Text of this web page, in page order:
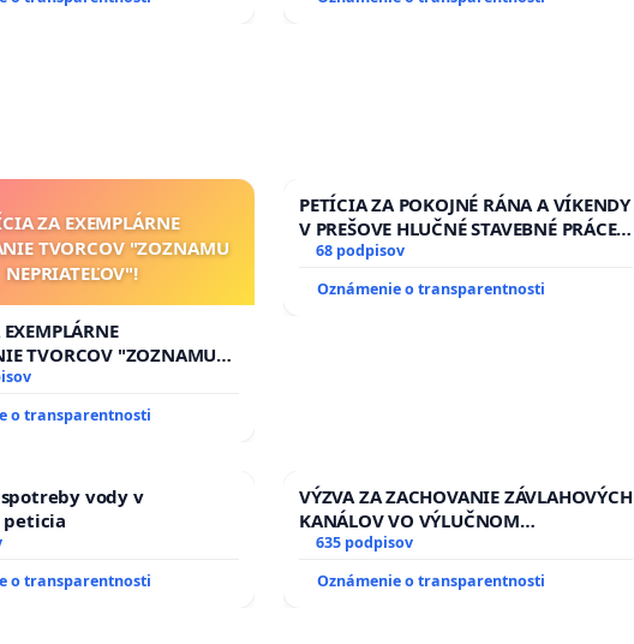
umenie a domáca tvorba pomáhali formovať
príležitosťou na zlepšenie podmienok tých, ktorí
Výboru LITA
ZA EXEMPLÁRNE
TVORCOV "ZOZNAMU
NEPRIATEĽOV"!
TVORCOV "ZOZNAMU
o transparentnosti
PETÍCIA ZA POKOJNÉ RÁNA A VÍKENDY
V PREŠOVE HLUČNÉ STAVEBNÉ PRÁCE
V SOBOTU LEN OD 9.00 DO 13.00
8.00 – 18.00 HOD. A PRAVIDELNÁ
68 podpisov
Oznámenie o transparentnosti
vody v
peticia
o transparentnosti
VÝZVA ZA ZACHOVANIE ZÁVLAHOVÝCH
KANÁLOV VO VÝLUČNOM
VLASTNÍCTVE A POD KONTROLOU
riešenie zanedbaného stavu
635 podpisov
Oznámenie o transparentnosti